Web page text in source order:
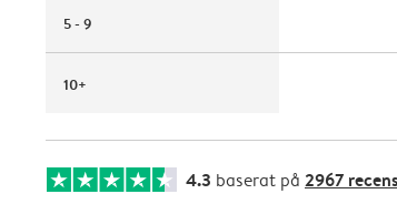
5 - 9
10+
4.3 baserat på 2967